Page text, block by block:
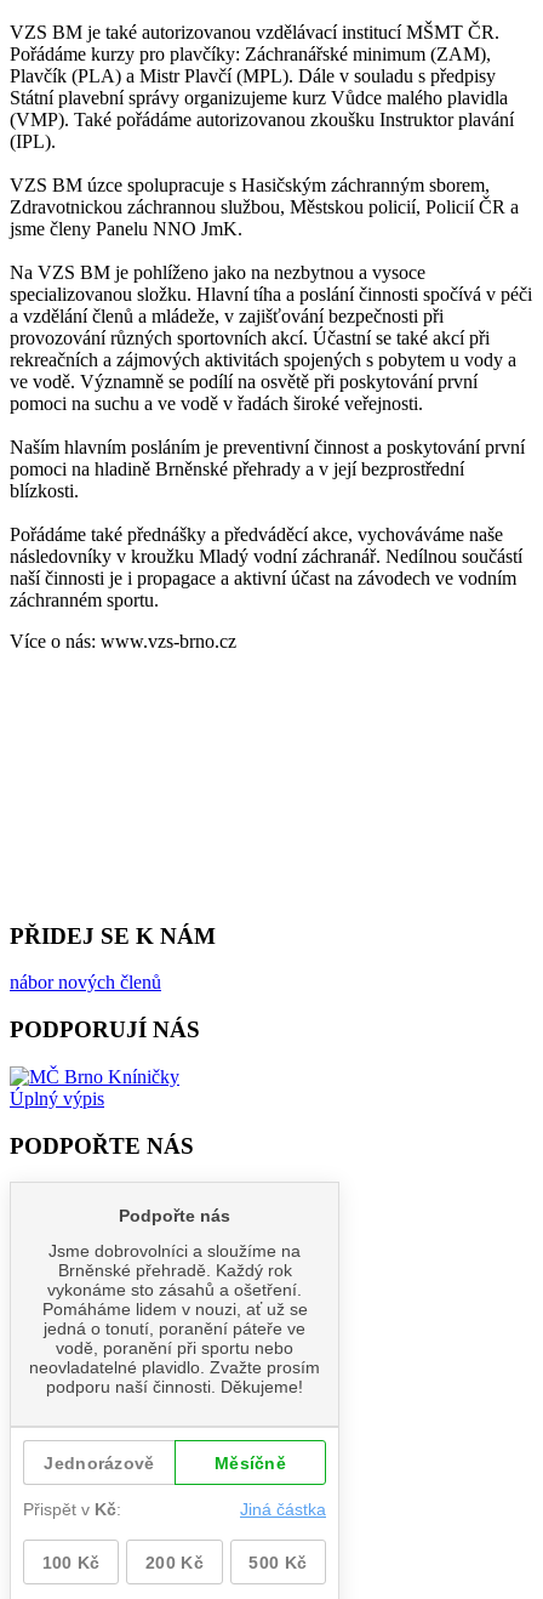
VZS BM je také autorizovanou vzdělávací institucí MŠMT ČR.
Pořádáme kurzy pro plavčíky: Záchranářské minimum (ZAM),
Plavčík (PLA) a Mistr Plavčí (MPL). Dále v souladu s předpisy
Státní plavební správy organizujeme kurz Vůdce malého plavidla
(VMP). Také pořádáme autorizovanou zkoušku Instruktor plavání
(IPL).
VZS BM úzce spolupracuje s Hasičským záchranným sborem,
Zdravotnickou záchrannou službou, Městskou policií, Policií ČR a
jsme členy Panelu NNO JmK.
Na VZS BM je pohlíženo jako na nezbytnou a vysoce
specializovanou složku. Hlavní tíha a poslání činnosti spočívá v péči
a vzdělání členů a mládeže, v zajišťování bezpečnosti při
provozování různých sportovních akcí. Účastní se také akcí při
rekreačních a zájmových aktivitách spojených s pobytem u vody a
ve vodě. Významně se podílí na osvětě při poskytování první
pomoci na suchu a ve vodě v řadách široké veřejnosti.
Naším hlavním posláním je preventivní činnost a poskytování první
pomoci na hladině Brněnské přehrady a v její bezprostřední
blízkosti.
Pořádáme také přednášky a předváděcí akce, vychováváme naše
následovníky v kroužku Mladý vodní záchranář. Nedílnou součástí
naší činnosti je i propagace a aktivní účast na závodech ve vodním
záchranném sportu.
Více o nás: www.vzs-brno.cz
PŘIDEJ SE K NÁM
nábor nových členů
PODPORUJÍ NÁS
Úplný výpis
PODPOŘTE NÁS